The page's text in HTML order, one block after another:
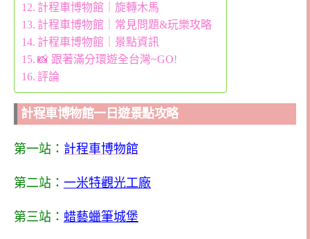
計程車博物館｜旋轉木馬
計程車博物館｜常見問題&玩樂攻略
計程車博物館｜景點資訊
📸 跟著滿分環遊全台灣~GO!
評論
計程車博物館一日遊景點攻略
第一站： 計程車博物館
第二站： 一米特觀光工廠
第三站： 蜡藝蠟筆城堡